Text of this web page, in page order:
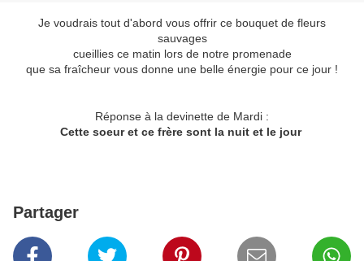
Je voudrais tout d'abord vous offrir ce bouquet de fleurs
sauvages
cueillies ce matin lors de notre promenade
que sa fraîcheur vous donne une belle énergie pour ce jour !
Réponse à la devinette de Mardi :
Cette soeur et ce frère sont la nuit et le jour
Partager